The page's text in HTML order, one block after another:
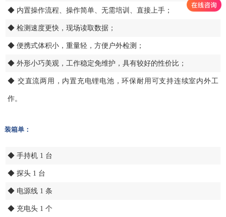
◆ 内置操作流程、操作简单、无需培训、直接上手；
◆ 检测速度更快，现场读取数据；
◆ 便携式体积小，重量轻，方便户外检测；
◆ 外形小巧美观，工作稳定免维护，具有较好的性价比；
◆ 交直流两用，内置充电锂电池，环保耐用可支持连续室内外工
作。
装箱单：
◆ 手持机 1 台
◆ 探头 1 台
◆ 电源线 1 条
◆ 充电头 1 个